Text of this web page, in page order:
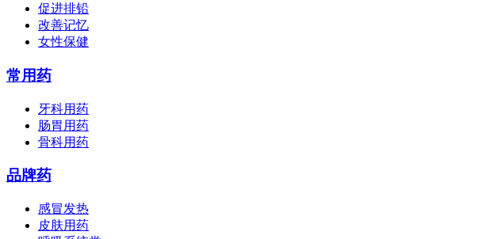
促进排铅
改善记忆
女性保健
常用药
牙科用药
肠胃用药
骨科用药
品牌药
感冒发热
皮肤用药